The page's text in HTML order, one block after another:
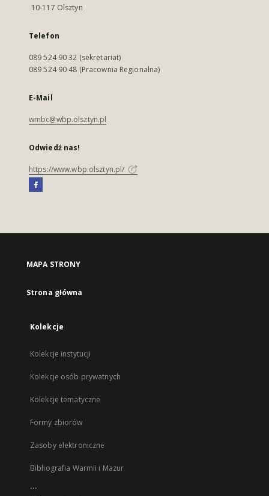
10-117 Olsztyn
Telefon
089 524 90 32 (sekretariat)
089 524 90 48 (Pracownia Regionalna)
E-Mail
wmbc@wbp.olsztyn.pl
Odwiedź nas!
https://www.wbp.olsztyn.pl/
MAPA STRONY
Strona główna
Kolekcje
Kolekcje instytucji
Kolekcje osób prywatnych
Kolekcje tematyczne
Formy zbiorów
Zasoby elektroniczne
Bibliografia Warmii i Mazur
...